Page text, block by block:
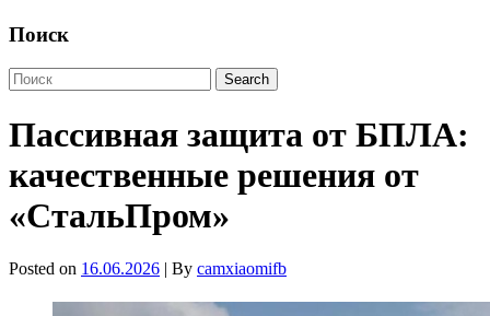
Поиск
Пассивная защита от БПЛА:
качественные решения от
«СтальПром»
Posted on 16.06.2026 | By camxiaomifb